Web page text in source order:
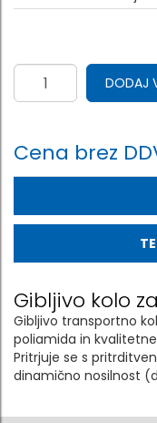
DODAJ
Cena brez
Gibljivo kolo
Gibljivo transportno
poliamida in
Pritrjuje se s
dinamično nosilnost